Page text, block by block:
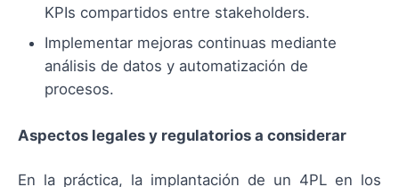
KPIs compartidos entre stakeholders.
Implementar mejoras continuas mediante
análisis de datos y automatización de
procesos.
Aspectos legales y regulatorios a considerar
En la práctica, la implantación de un 4PL en los